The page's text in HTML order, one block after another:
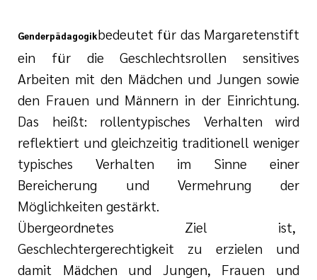
Genderpädagogikbedeutet für das Margaretenstift
ein für die Geschlechtsrollen sensitives
Arbeiten mit den Mädchen und Jungen sowie
den Frauen und Männern in der Einrichtung.
Das heißt: rollentypisches Verhalten wird
reflektiert und gleichzeitig traditionell weniger
typisches Verhalten im Sinne einer
Bereicherung und Vermehrung der
Möglichkeiten gestärkt.
Übergeordnetes Ziel ist,
Geschlechtergerechtigkeit zu erzielen und
damit Mädchen und Jungen, Frauen und